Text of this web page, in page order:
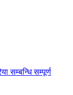
सम्बन्धि सम्पूर्ण